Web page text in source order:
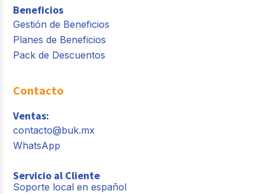
Beneficios
Gestión de Beneficios
Planes de Beneficios
Pack de Descuentos
Contacto
Ventas:
contacto@buk.mx
WhatsApp
Servicio al Cliente
Soporte local en español